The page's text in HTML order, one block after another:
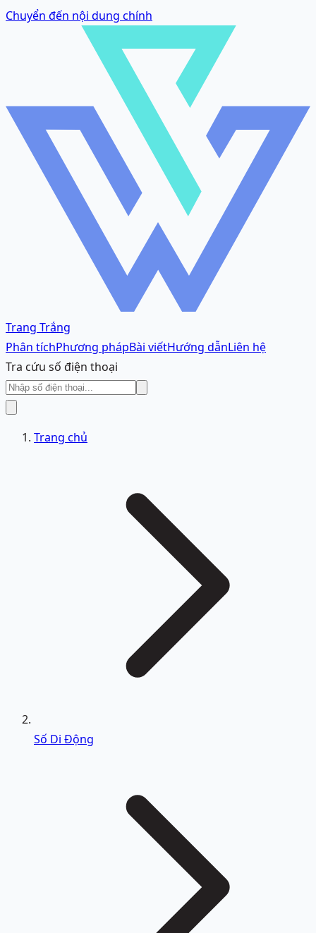
Chuyển đến nội dung chính
Trang Trắng
Phân tíchPhương phápBài viếtHướng dẫnLiên hệ
Tra cứu số điện thoại
Trang chủ
Số Di Động